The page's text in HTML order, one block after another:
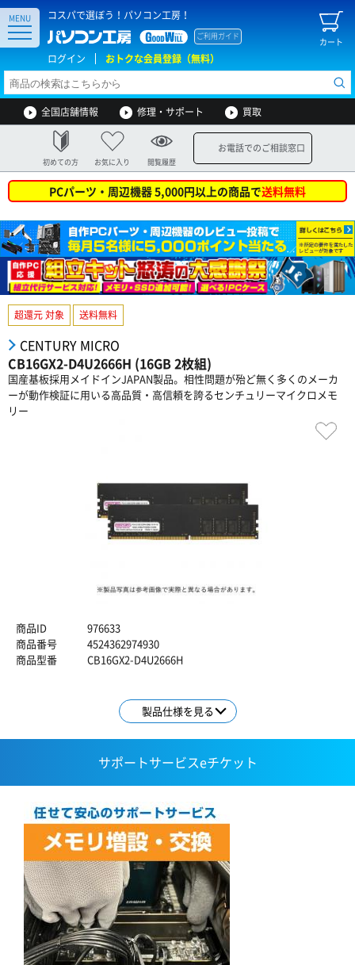
コスパで選ぼう！パソコン工房！
カート
ご利用ガイド
ログイン おトクな会員登録（無料）
MENU
全国店舗情報 修理・サポート 買取
初めての方 お気に入り 閲覧履歴
お電話でのご相談窓口
PCパーツ・周辺機器 5,000円以上の商品で送料無料
超還元 対象 送料無料
CENTURY MICRO
CB16GX2-D4U2666H (16GB 2枚組)
国産基板採用メイドインJAPAN製品。相性問題が殆ど無く多くのメーカ
ーが動作検証に用いる高品質・高信頼を誇るセンチュリーマイクロメモ
リー
商品ID
976633
商品番号
4524362974930
商品型番
CB16GX2-D4U2666H
製品仕様を見る
サポートサービスeチケット